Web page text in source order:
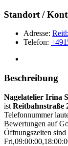
Standort /
Adresse:
Telefon:
Beschreibung
Nagelatelier Irina
ist Reitbahnstraße
Telefonnummer
Bewertungen auf
Öffnungszeiten sind